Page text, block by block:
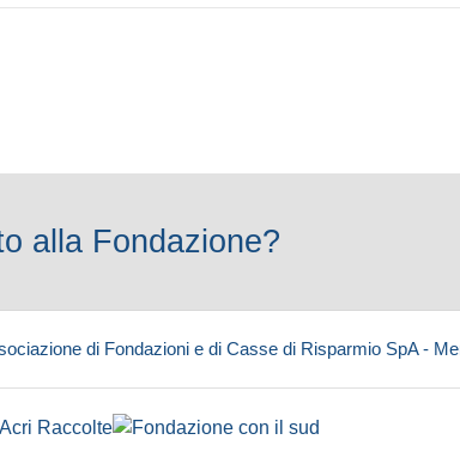
alla Fondazione?
di Fondazioni e di Casse di Risparmio SpA -